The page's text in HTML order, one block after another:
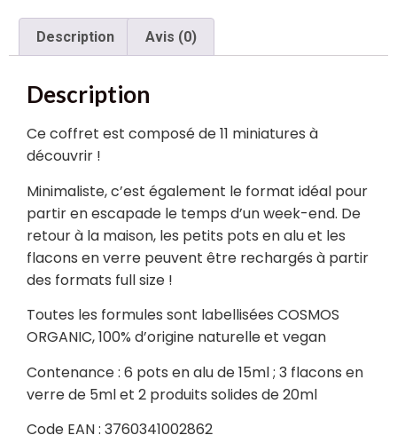
Description Avis (0)
Description
Ce coffret est composé de 11 miniatures à
découvrir !
Minimaliste, c’est également le format idéal pour
partir en escapade le temps d’un week-end. De
retour à la maison, les petits pots en alu et les
flacons en verre peuvent être rechargés à partir
des formats full size !
Toutes les formules sont labellisées COSMOS
ORGANIC,100% d’origine naturelle et vegan
Contenance : 6 pots en alu de 15ml ; 3 flacons en
verre de 5ml et 2 produits solides de 20ml
Code EAN : 3760341002862